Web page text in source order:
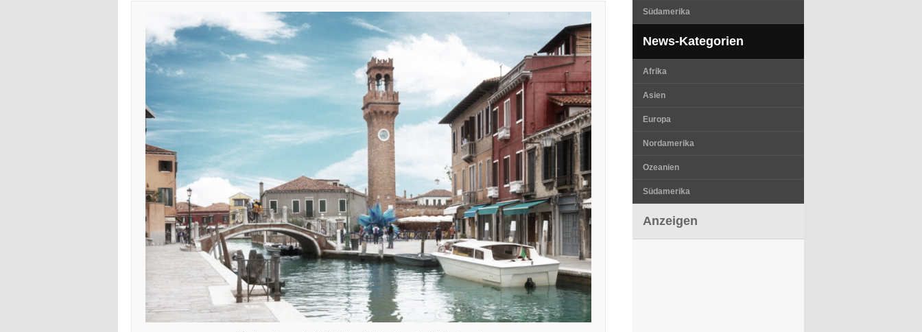
Südamerika
News-Kategorien
Afrika
Asien
Europa
Nordamerika
Ozeanien
Südamerika
Anzeigen